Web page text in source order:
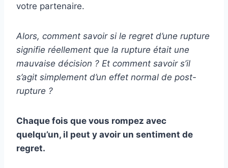
votre partenaire.
Alors, comment savoir si le regret d’une rupture
signifie réellement que la rupture était une
mauvaise décision ? Et comment savoir s’il
s’agit simplement d’un effet normal de post-
rupture ?
Chaque fois que vous rompez avec
quelqu’un, il peut y avoir un sentiment de
regret.